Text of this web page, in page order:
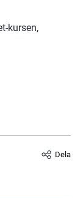
kursen,
Dela